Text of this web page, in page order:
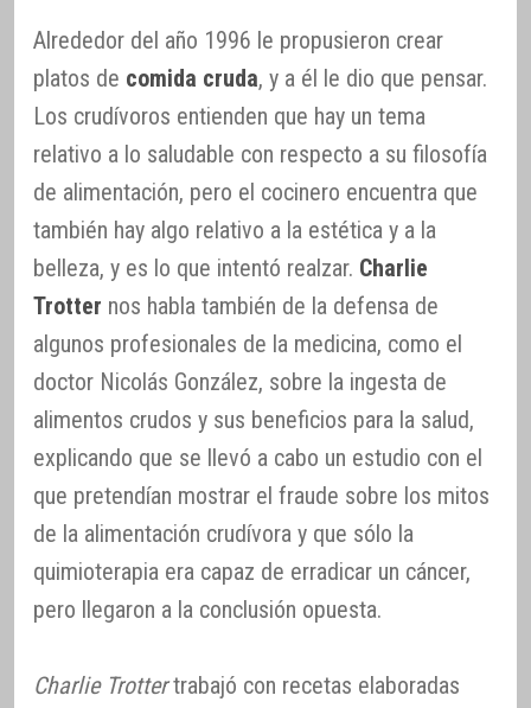
Alrededor del año 1996 le propusieron crear
platos de comida cruda, y a él le dio que pensar.
Los crudívoros entienden que hay un tema
relativo a lo saludable con respecto a su filosofía
de alimentación, pero el cocinero encuentra que
también hay algo relativo a la estética y a la
belleza, y es lo que intentó realzar. Charlie
Trotter nos habla también de la defensa de
algunos profesionales de la medicina, como el
doctor Nicolás González, sobre la ingesta de
alimentos crudos y sus beneficios para la salud,
explicando que se llevó a cabo un estudio con el
que pretendían mostrar el fraude sobre los mitos
de la alimentación crudívora y que sólo la
quimioterapia era capaz de erradicar un cáncer,
pero llegaron a la conclusión opuesta.
Charlie Trottertrabajó con recetas elaboradas